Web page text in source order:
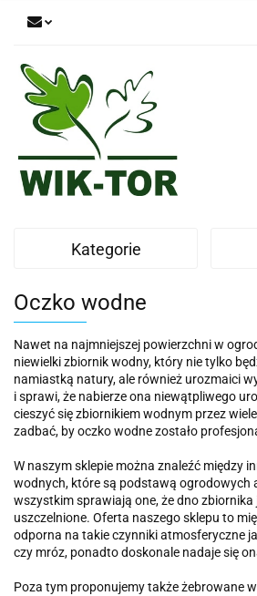
Kategorie
Oczko wodne
Nawet na najmniejszej powierzchni w
niewielki zbiornik wodny, który nie tylko
namiastką natury, ale również urozmaici
i sprawi, że nabierze ona niewątpliwego
cieszyć się zbiornikiem wodnym przez
zadbać, by oczko wodne zostało
W naszym sklepie można znaleźć między
wodnych, które są podstawą ogrodowych
wszystkim sprawiają one, że dno zbiornika
uszczelnione. Oferta naszego sklepu to
odporna na takie czynniki atmosferyczne
czy mróz, ponadto doskonale nadaje się
Poza tym proponujemy także żebrowane